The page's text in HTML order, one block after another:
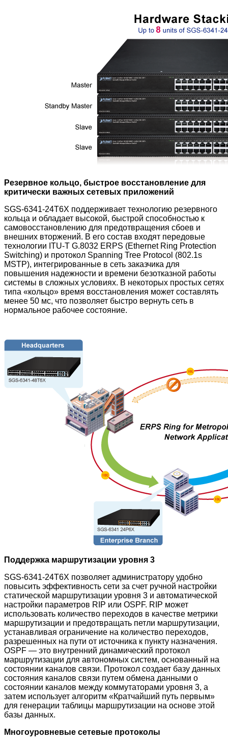
Резервное кольцо, быстрое восстановление для
критически важных сетевых приложений
SGS-6341-24T6X поддерживает технологию резервного
кольца и обладает высокой, быстрой способностью к
самовосстановлению для предотвращения сбоев и
внешних вторжений. В его состав входят передовые
технологии ITU-T G.8032 ERPS (Ethernet Ring Protection
Switching) и протокол Spanning Tree Protocol (802.1s
MSTP), интегрированные в сеть заказчика для
повышения надежности и времени безотказной работы
системы в сложных условиях. В некоторых простых сетях
типа «кольцо» время восстановления может составлять
менее 50 мс, что позволяет быстро вернуть сеть в
нормальное рабочее состояние.
Поддержка маршрутизации уровня 3
SGS-6341-24T6X позволяет администратору удобно
повысить эффективность сети за счет ручной настройки
статической маршрутизации уровня 3 и автоматической
настройки параметров RIP или OSPF. RIP может
использовать количество переходов в качестве метрики
маршрутизации и предотвращать петли маршрутизации,
устанавливая ограничение на количество переходов,
разрешенных на пути от источника к пункту назначения.
OSPF — это внутренний динамический протокол
маршрутизации для автономных систем, основанный на
состоянии каналов связи. Протокол создает базу данных
состояния каналов связи путем обмена данными о
состоянии каналов между коммутаторами уровня 3, а
затем использует алгоритм «Кратчайший путь первым»
для генерации таблицы маршрутизации на основе этой
базы данных.
Многоуровневые сетевые протоколы